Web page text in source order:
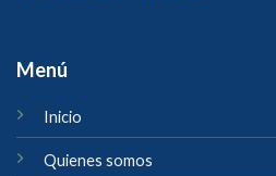
Menú
Inicio
Quienes somos